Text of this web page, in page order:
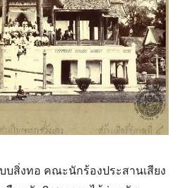
สิ่งทอ คณะนักร้องประสานเสียง